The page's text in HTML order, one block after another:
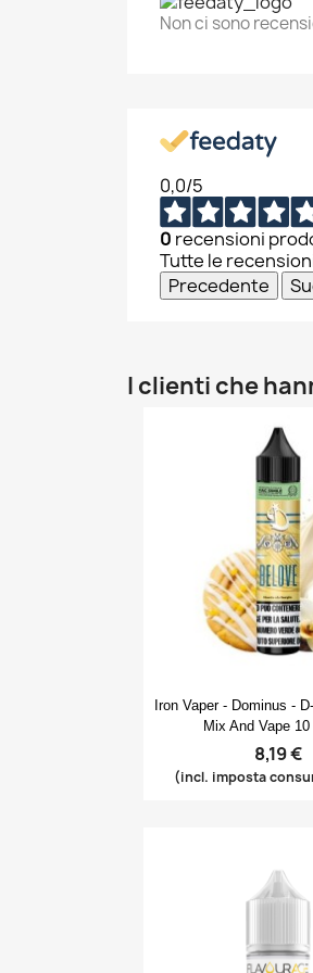
Non ci sono
0,0/5
0 recensioni
Tutte le
Precedente
I clienti che

Iron Vaper - Dominus -
Mix And Vape 10
8,19 €
(incl. imposta